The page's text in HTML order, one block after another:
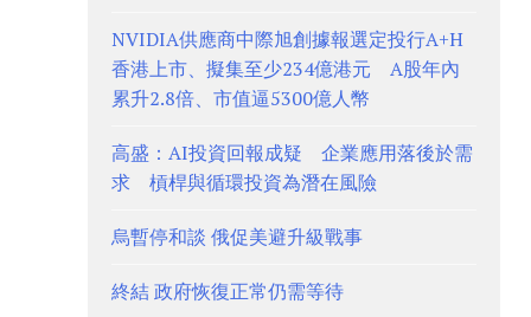
NVIDIA供應商中際旭創據報選定投行A+H
香港上市、擬集至少234億港元 A股年內
累升2.8倍、市值逼5300億人幣
高盛：AI投資回報成疑 企業應用落後於需
求 槓桿與循環投資為潛在風險
烏暫停和談 俄促美避升級戰事
終結 政府恢復正常仍需等待